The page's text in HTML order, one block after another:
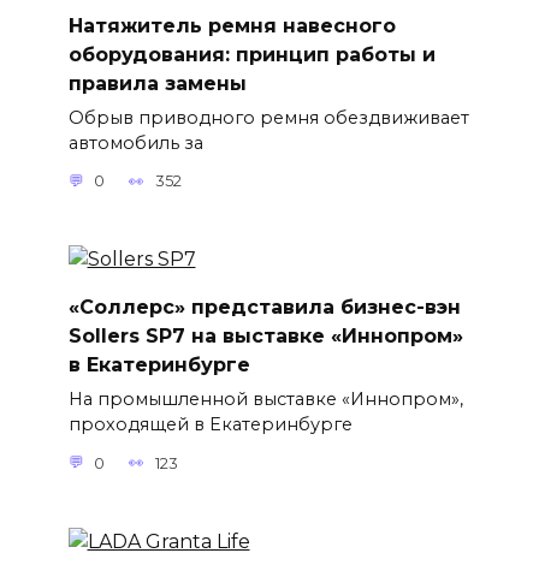
Натяжитель ремня навесного
оборудования: принцип работы и
правила замены
Обрыв приводного ремня обездвиживает
автомобиль за
0 352
«Соллерс» представила бизнес-вэн
Sollers SP7 на выставке «Иннопром»
в Екатеринбурге
На промышленной выставке «Иннопром»,
проходящей в Екатеринбурге
0 123